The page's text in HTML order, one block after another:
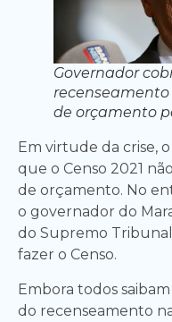
Governador
de orçamento
Em virtude da crise,
que o Censo 2021
de orçamento. No
o governador do
do Supremo
fazer o Censo.
Embora todos
do recenseamento